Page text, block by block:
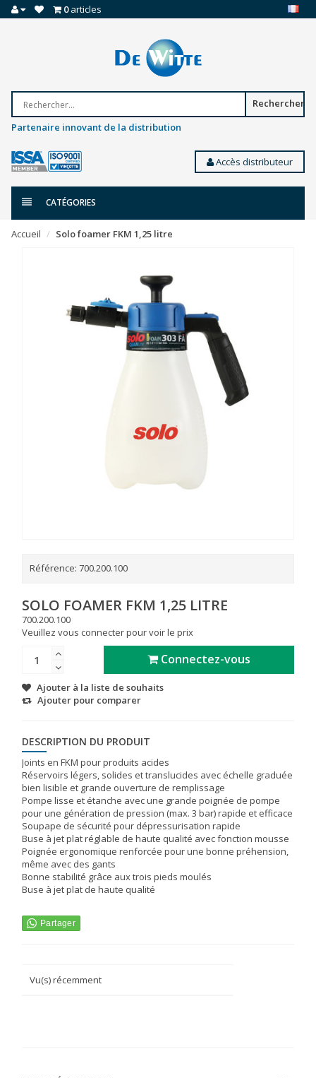
0articles
Rechercher
Partenaire innovant de la distribution
Accès distributeur
CATÉGORIES
Accueil Solo foamer FKM 1,25 litre
Référence: 700.200.100
SOLO FOAMER FKM 1,25 LITRE
700.200.100
Veuillez vous connecter pour voir le prix
Connectez-vous
Ajouter à la liste de souhaits
Ajouter pour comparer
DESCRIPTION DU PRODUIT
Joints en FKM pour produits acides
Réservoirs légers, solides et translucides avec échelle graduée
bien lisible et grande ouverture de remplissage
Pompe lisse et étanche avec une grande poignée de pompe
pour une génération de pression (max. 3 bar) rapide et efficace
Soupape de sécurité pour dépressurisation rapide
Buse à jet plat réglable de haute qualité avec fonction mousse
Poignée ergonomique renforcée pour une bonne préhension,
même avec des gants
Bonne stabilité grâce aux trois pieds moulés
Buse à jet plat de haute qualité
Vu(s) récemment